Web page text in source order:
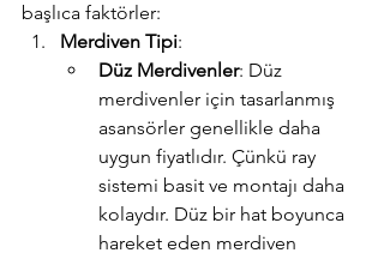
başlıca faktörler:
Merdiven Tipi:
Düz Merdivenler: Düz
merdivenler için tasarlanmış
asansörler genellikle daha
uygun fiyatlıdır. Çünkü ray
sistemi basit ve montajı daha
kolaydır. Düz bir hat boyunca
hareket eden merdiven